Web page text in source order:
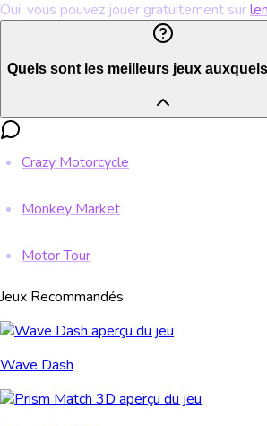
Oui, vous pouvez jouer gratuitement sur
Quels sont les meilleurs jeux
Crazy Motorcycle
Monkey Market
Motor Tour
Jeux Recommandés
Wave Dash